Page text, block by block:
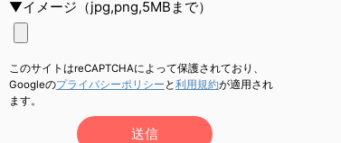
▼イメージ（jpg,png,5MBまで）
このサイトはreCAPTCHAによって保護されており、
Googleのプライバシーポリシー と利用規約が適用され
ます。